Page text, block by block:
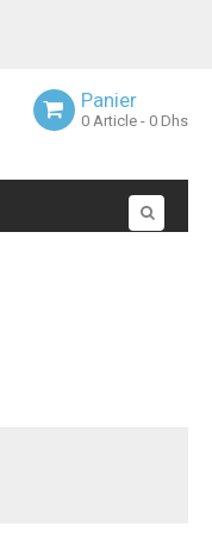
Panier
0 Article - 0 Dhs